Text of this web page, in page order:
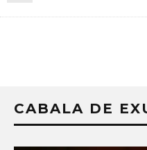
CABALA DE